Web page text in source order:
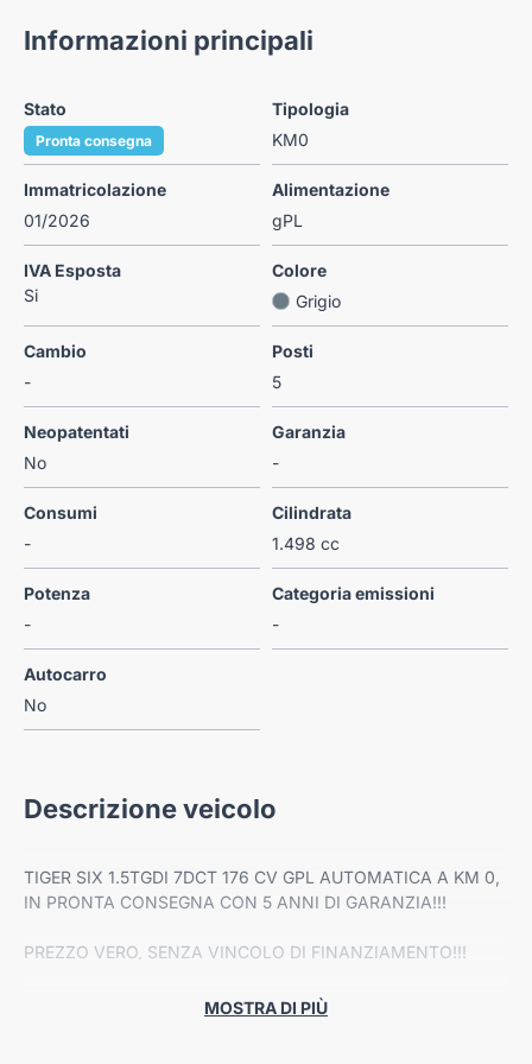
Informazioni principali
Stato
Pronta consegna
Tipologia
KM0
Immatricolazione
01/2026
Alimentazione
gPL
IVA Esposta
Si
Colore
Grigio
Cambio
-
Posti
5
Neopatentati
No
Garanzia
-
Consumi
-
Cilindrata
1.498 cc
Potenza
-
Categoria emissioni
-
Autocarro
No
Descrizione veicolo
TIGER SIX 1.5TGDI 7DCT 176 CV GPL AUTOMATICA A KM 0,
IN PRONTA CONSEGNA CON 5 ANNI DI GARANZIA!!!
PREZZO VERO, SENZA VINCOLO DI FINANZIAMENTO!!!
TIGER SIX 1.5T DI 7DCT GPLMOSTRA DI PIÙ